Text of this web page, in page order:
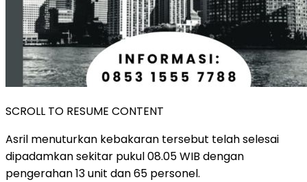
SCROLL TO RESUME CONTENT
Asril menuturkan kebakaran tersebut telah selesai
dipadamkan sekitar pukul 08.05 WIB dengan
pengerahan 13 unit dan 65 personel.